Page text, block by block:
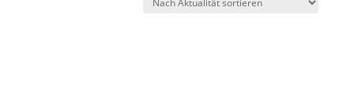
sortiert